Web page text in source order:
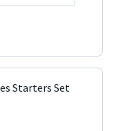
Starters Set